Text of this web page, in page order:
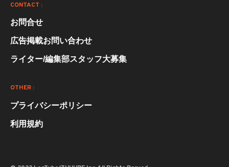
CONTACT :
お問合せ
広告掲載お問い合わせ
ライター/編集部スタッフ大募集
OTHER :
プライバシーポリシー
利用規約